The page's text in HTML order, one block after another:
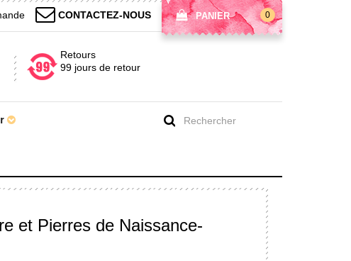
PANIER 0
CONTACTEZ-NOUS
Retours
99 jours de retour
et Pierres de Naissance-